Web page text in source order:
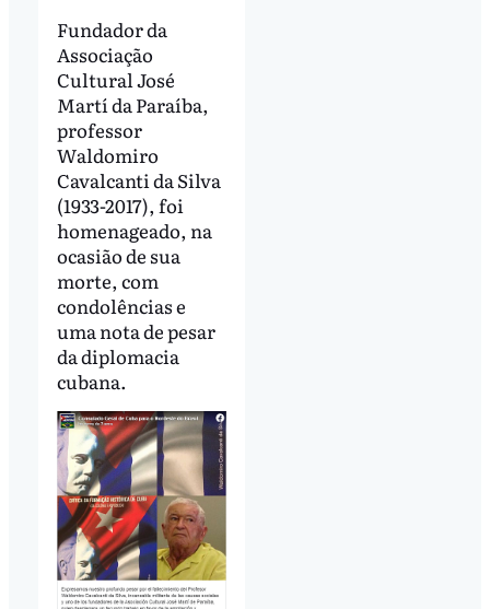
Fundador da
Associação
Cultural José
Martí da Paraíba,
professor
Waldomiro
Cavalcanti da Silva
(1933-2017), foi
homenageado, na
ocasião de sua
morte, com
condolências e
uma nota de pesar
da diplomacia
cubana.